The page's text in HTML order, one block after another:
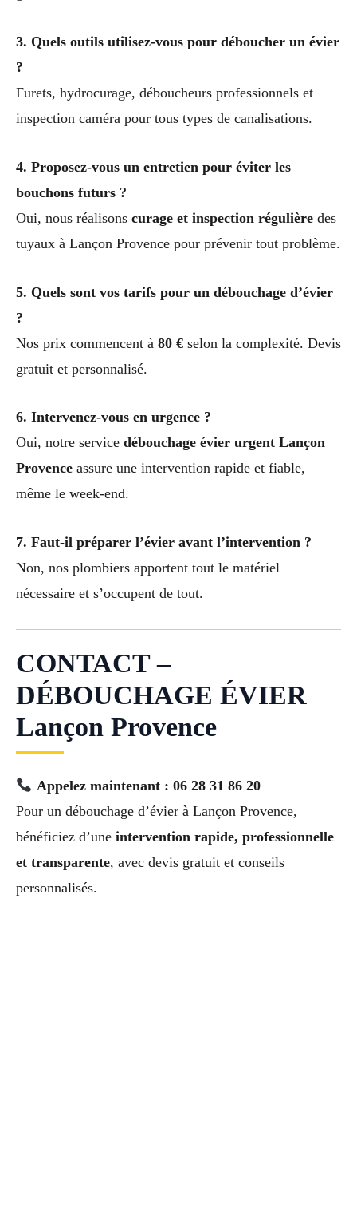
3. Quels outils utilisez-vous pour déboucher un évier
?
Furets, hydrocurage, déboucheurs professionnels et
inspection caméra pour tous types de canalisations.
4. Proposez-vous un entretien pour éviter les
bouchons futurs ?
Oui, nous réalisons curage et inspection régulière des
tuyaux à Lançon Provence pour prévenir tout problème.
5. Quels sont vos tarifs pour un débouchage d’évier
?
Nos prix commencent à 80 € selon la complexité. Devis
gratuit et personnalisé.
6. Intervenez-vous en urgence ?
Oui, notre service débouchage évier urgent Lançon
Provence assure une intervention rapide et fiable,
même le week-end.
7. Faut-il préparer l’évier avant l’intervention ?
Non, nos plombiers apportent tout le matériel
nécessaire et s’occupent de tout.
CONTACT –
DÉBOUCHAGE ÉVIER
Lançon Provence
Appelez maintenant : 06 28 31 86 20
Pour un débouchage d’évier à Lançon Provence,
bénéficiez d’une intervention rapide, professionnelle
et transparente, avec devis gratuit et conseils
personnalisés.